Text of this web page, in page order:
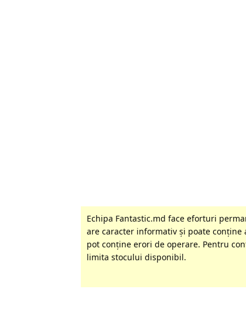
Echipa Fantastic.md face eforturi
are caracter informativ şi poate
pot conţine erori de operare. Pentru
limita stocului disponibil.